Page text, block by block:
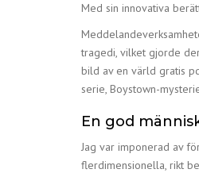
Med sin innovativa
tragedi, vilket gjorde
bild av en värld gratis
serie, Boystown-
En god
Jag var imponerad av
flerdimensionella, rikt